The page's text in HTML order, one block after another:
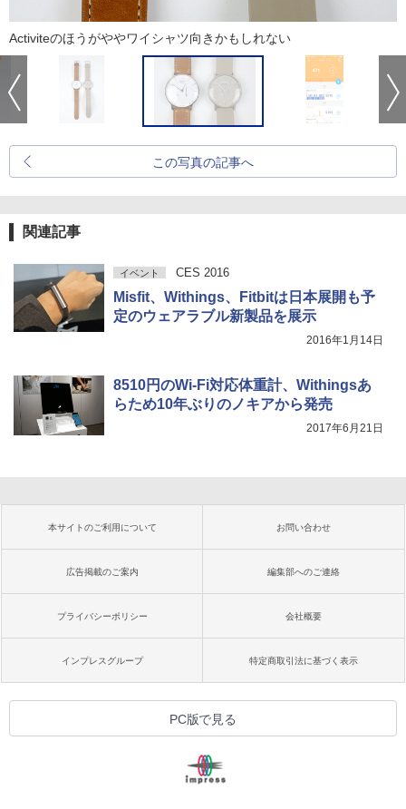
Activiteのほうがややワイシャツ向きかもしれない
この写真の記事へ
関連記事
イベント CES 2016
Misfit、Withings、Fitbitは日本展開も予
定のウェアラブル新製品を展示
2016年1月14日
8510円のWi-Fi対応体重計、Withingsあ
らため10年ぶりのノキアから発売
2017年6月21日
本サイトのご利用について お問い合わせ
広告掲載のご案内 編集部へのご連絡
プライバシーポリシー 会社概要
インプレスグループ 特定商取引法に基づく表示
PC版で見る